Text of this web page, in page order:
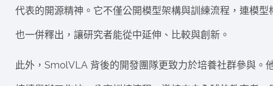
代表的開源精神。它不僅公開模型架構與訓練流程，連模型
也一併釋出，讓研究者能從中延伸、比較與創新。
此外，SmolVLA 背後的開發團隊更致力於培養社群參與。